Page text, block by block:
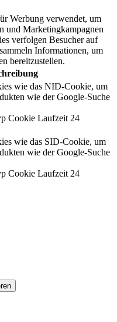
Werbung verwendet, um
und Marketingkampagnen
verfolgen Besucher auf
Informationen, um
bereitzustellen.
wie das NID-Cookie, um
wie der Google-Suche
Cookie Laufzeit 24
wie das SID-Cookie, um
wie der Google-Suche
Cookie Laufzeit 24